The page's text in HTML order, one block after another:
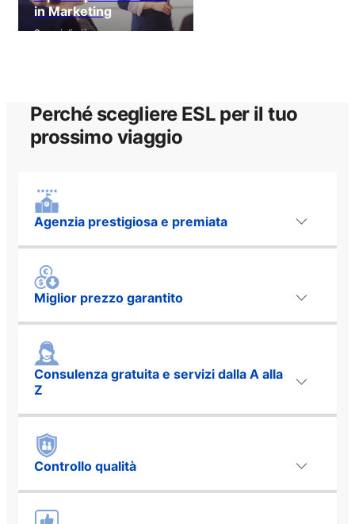
in Marketing
Scopri di più
Perché scegliere ESL per il tuo
prossimo viaggio
Agenzia prestigiosa e premiata
Miglior prezzo garantito
Consulenza gratuita e servizi dalla A alla
Z
Controllo qualità